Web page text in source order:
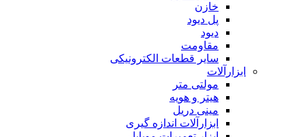
خازن
پل دیود
دیود
مقاومت
سایر قطعات الکترونیکی
ابزارآلات
مولتی متر
هیتر و هویه
مینی دریل
ابزارآلات اندازه گیری